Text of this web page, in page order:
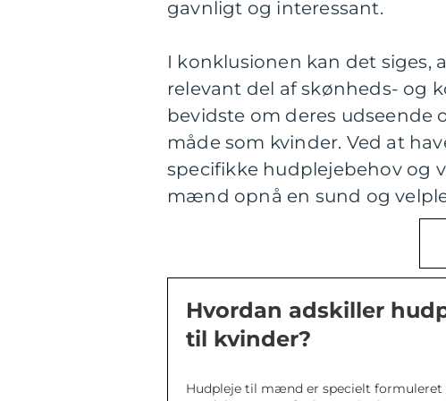
gavnligt og interessant.
I konklusionen kan det
relevant del af skønheds- og
bevidste om deres udseende
måde som kvinder. Ved at
specifikke hudplejebehov og
mænd opnå en sund og
Hvordan adskiller
til kvinder?
Hudpleje til mænd er specielt